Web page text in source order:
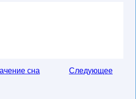
сна
Следующее